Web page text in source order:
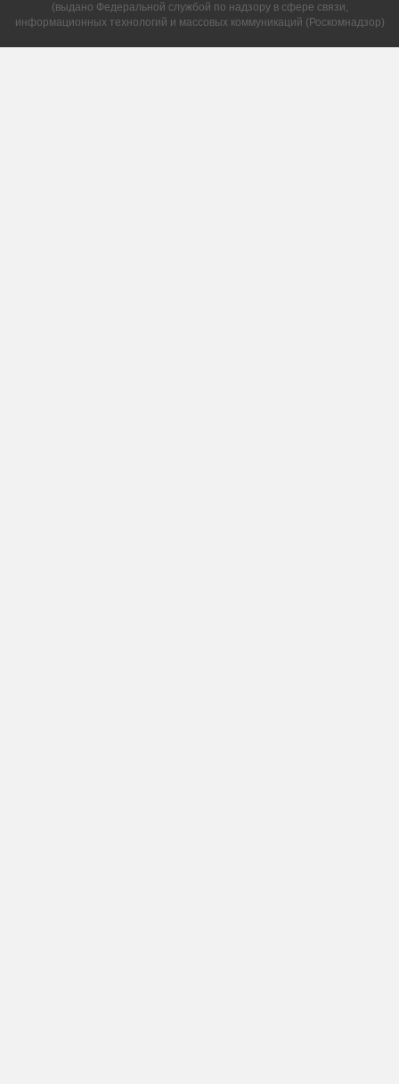
(выдано Федеральной службой по надзору в сфере связи,
информационных технологий и массовых коммуникаций (Роскомнадзор)